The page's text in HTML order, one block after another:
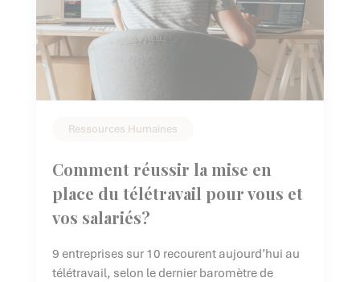
Ressources Humaines
Comment réussir la mise en
place du télétravail pour vous et
vos salariés?
9 entreprises sur 10 recourent aujourd’hui au
télétravail, selon le dernier baromètre de